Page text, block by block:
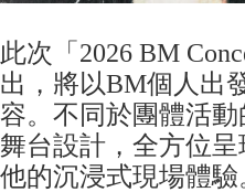
此次「2026 BM
出，將以BM個人出
容。不同於團體活
舞台設計，全方位
他的沉浸式現場體